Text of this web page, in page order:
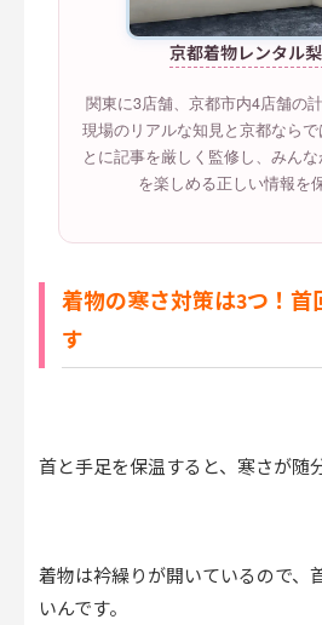
京都着物レンタル
関東に3店舗、京都市内4店舗の
現場のリアルな知見と京都なら
とに記事を厳しく監修し、みん
を楽しめる正しい情報を
着物の寒さ対策は3つ！首
す
首と手足を保温すると、寒さが随
着物は衿繰りが開いているので、
いんです。